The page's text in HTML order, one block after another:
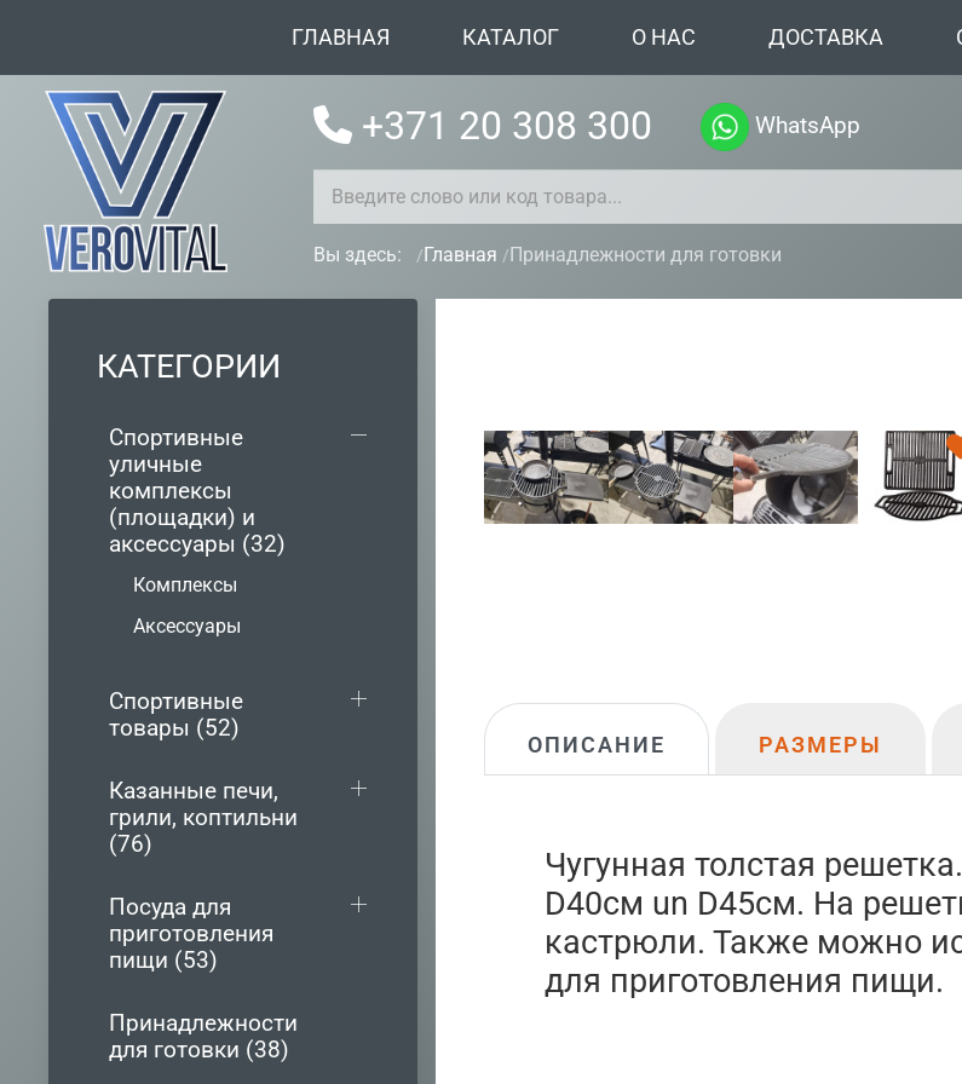
ГЛАВНАЯ КАТАЛОГ О НАС ДОСТАВКА
+371 20 308 300 WhatsApp
Вы здесь: Главная Принадлежности для готовки
КАТЕГОРИИ
Спортивные
уличные
комплексы
(площадки) и
аксессуары (32)
Комплексы
Аксессуары
Спортивные
товары (52)
Казанные печи,
грили, коптильни
(76)
Посуда для
приготовления
пищи (53)
Принадлежности
для готовки (38)
ОПИСАНИЕ РАЗМЕРЫ
Чугунная толстая
D40cм un D45cм. На
кастрюли. Также можно
для приготовления пищи.